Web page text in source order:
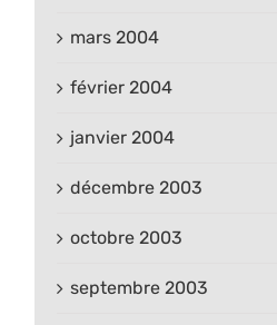
mars 2004
février 2004
janvier 2004
décembre 2003
octobre 2003
septembre 2003